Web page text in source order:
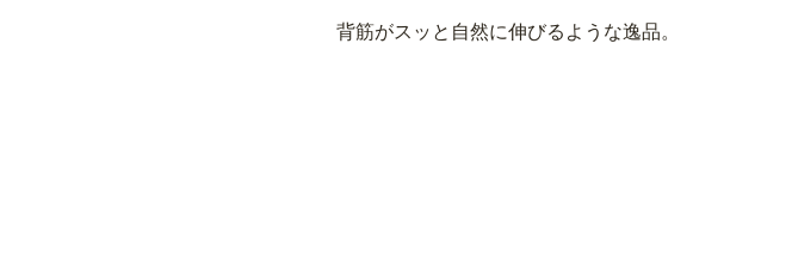
背筋がスッと自然に伸びるような逸品。